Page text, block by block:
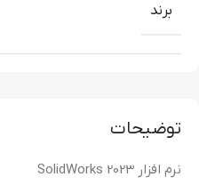
توضیحات
نرم افزار SolidWorks 2023
برند